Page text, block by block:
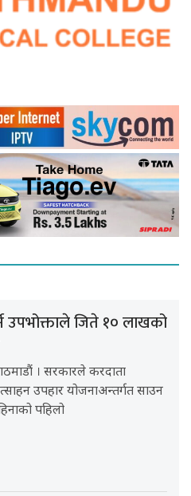
उपभोक्ताले जिते १० लाखको
। सरकारले करदाता
उपहार योजनाअन्तर्गत साउन
पहिलो